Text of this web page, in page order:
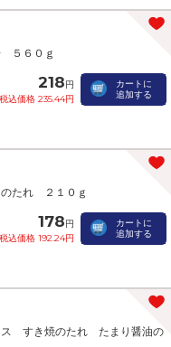
５６０ｇ
218円
税込価格 235.44円
カートに
追加する
たれ ２１０ｇ
178円
税込価格 192.24円
カートに
追加する
ス すき焼のたれ たまり醤油の